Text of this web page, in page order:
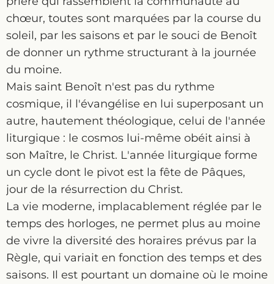
chœur, toutes sont marquées par la course du
soleil, par les saisons et par le souci de Benoît
de donner un rythme structurant à la journée
du moine.
Mais saint Benoît n'est pas du rythme
cosmique, il l'évangélise en lui superposant un
autre, hautement théologique, celui de l'année
liturgique : le cosmos lui-même obéit ainsi à
son Maître, le Christ. L'année liturgique forme
un cycle dont le pivot est la fête de Pâques,
jour de la résurrection du Christ.
La vie moderne, implacablement réglée par le
temps des horloges, ne permet plus au moine
de vivre la diversité des horaires prévus par la
Règle, qui variait en fonction des temps et des
saisons. Il est pourtant un domaine où le moine